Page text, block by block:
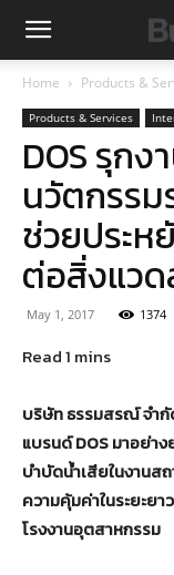
Home Products &
Products & Services
DOS รุก
นวัตกรรม
ช่วยประห
ต่อสิ่งแว
May 1, 2017 1374
บริษัท ธรรมสรณ์ จำกั
แบรนด์ DOS มาอย่า
บำบัดน้ำเสียในงานส
ความคุ้มค่าในระยะย
โรงงานอุตสาหกรรม